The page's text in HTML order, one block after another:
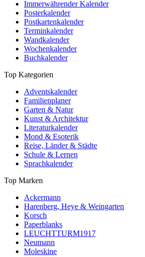
Immerwährender Kalender
Posterkalender
Postkartenkalender
Terminkalender
Wandkalender
Wochenkalender
Buchkalender
Top Kategorien
Adventskalender
Familienplaner
Garten & Natur
Kunst & Architektur
Literaturkalender
Mond & Esoterik
Reise, Länder & Städte
Schule & Lernen
Sprachkalender
Top Marken
Ackermann
Harenberg, Heye & Weingarten
Korsch
Paperblanks
LEUCHTTURM1917
Neumann
Moleskine